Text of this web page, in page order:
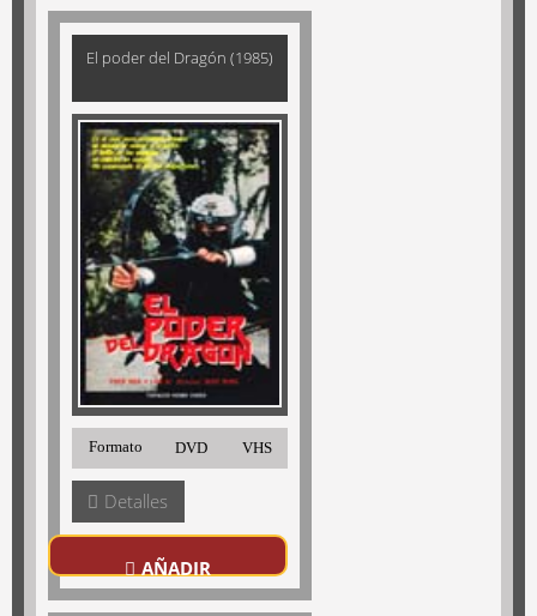
El poder del Dragón (1985)
Formato DVD VHS
Detalles
AÑADIR